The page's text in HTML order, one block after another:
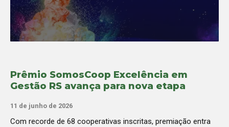
Prêmio SomosCoop Excelência em
Gestão RS avança para nova etapa
11 de junho de 2026
Com recorde de 68 cooperativas inscritas, premiação entra